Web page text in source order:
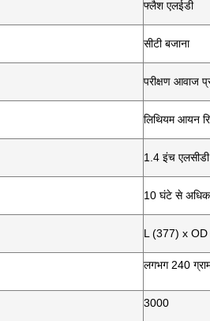
फ्लैश एलईडी
सीटी बजाना
परीक्षण आवाज
लिथियम आयन
1.4 इंच एलसीडी
10 घंटे से अधिक
L (377) x OD
लगभग 240
3000